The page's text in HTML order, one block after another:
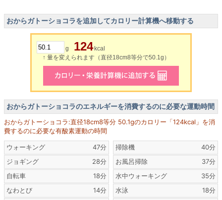
おからガトーショコラを追加してカロリー計算機へ移動する
g 124 kcal
↑ 量を変えられます（直径18cm8等分で50.1g）
おからガトーショコラのエネルギーを消費するのに必要な運動時間
おからガトーショコラ:直径18cm8等分 50.1gのカロリー「124kcal」を消
費するのに必要な有酸素運動の時間
ウォーキング
47分
ジョギング
28分
自転車
18分
なわとび
14分
掃除機
40分
お風呂掃除
37分
水中ウォーキング
35分
水泳
18分